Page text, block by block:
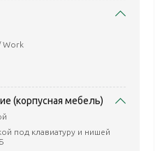
Work
(корпусная мебель)
под клавиатуру и нишей